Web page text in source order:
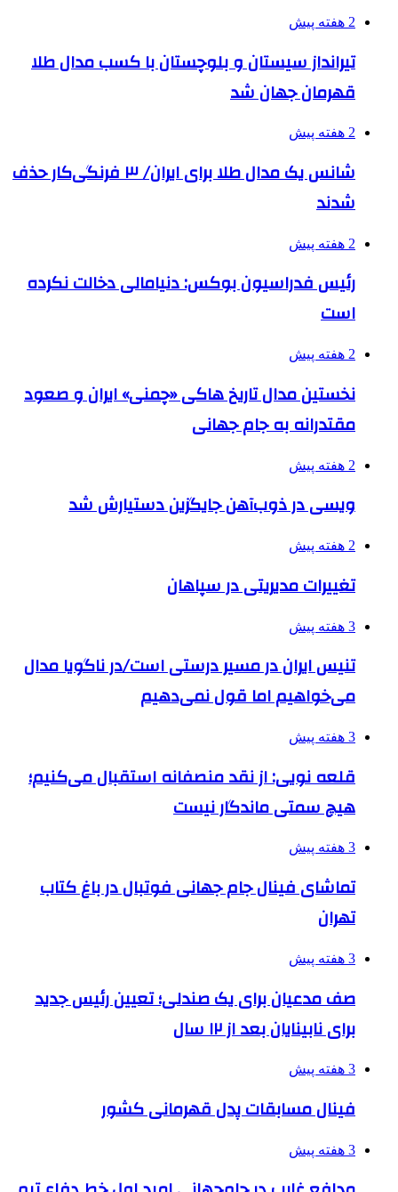
2 هفته پیش
تیرانداز سیستان و بلوچستان با کسب مدال طلا
قهرمان جهان شد
2 هفته پیش
شانس یک مدال طلا برای ایران/ ۳ فرنگی‌کار حذف
شدند
2 هفته پیش
رئیس فدراسیون بوکس: دنیامالی دخالت نکرده
است
2 هفته پیش
نخستین مدال تاریخ هاکی «چمنی» ایران و صعود
مقتدرانه به جام جهانی
2 هفته پیش
ویسی در ذوب‌آهن جایگزین دستیارش شد
2 هفته پیش
تغییرات مدیریتی در سپاهان
3 هفته پیش
تنیس ایران در مسیر درستی است/در ناگویا مدال
می‌خواهیم اما قول نمی‌دهیم
3 هفته پیش
قلعه نویی: از نقد منصفانه استقبال می‌کنیم؛
هیچ سمتی ماندگار نیست
3 هفته پیش
تماشای فینال جام جهانی فوتبال در باغ کتاب
تهران
3 هفته پیش
صف مدعیان برای یک صندلی؛ تعیین رئیس جدید
برای نابینایان بعد از ۱۲ سال
3 هفته پیش
فینال مسابقات پدل قهرمانی کشور
3 هفته پیش